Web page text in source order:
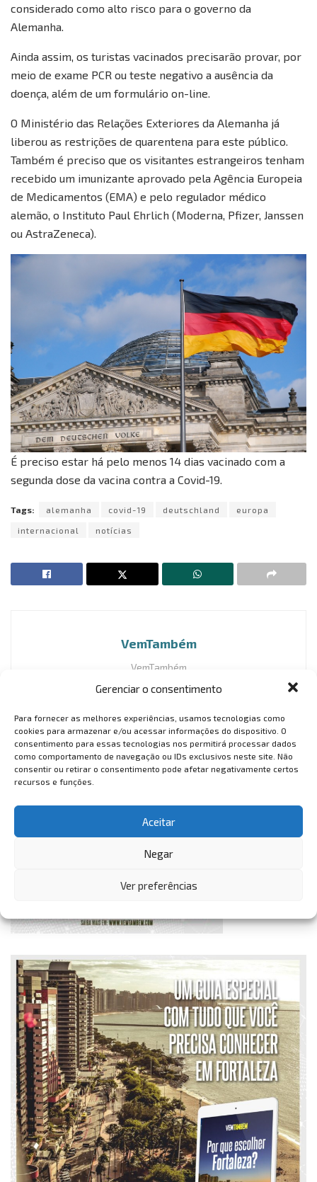
Gerenciar o consentimento
Para fornecer as melhores experiências, usamos tecnologias como
cookies para armazenar e/ou acessar informações do dispositivo. O
consentimento para essas tecnologias nos permitirá processar dados
como comportamento de navegação ou IDs exclusivos neste site. Não
consentir ou retirar o consentimento pode afetar negativamente certos
recursos e funções.
Aceitar
Negar
Ver preferências
considerado como alto risco para o governo da
Alemanha.
Ainda assim, os turistas vacinados precisarão provar, por
meio de exame PCR ou teste negativo a ausência da
doença, além de um formulário on-line.
O Ministério das Relações Exteriores da Alemanha já
liberou as restrições de quarentena para este público.
Também é preciso que os visitantes estrangeiros tenham
recebido um imunizante aprovado pela Agência Europeia
de Medicamentos (EMA) e pelo regulador médico
alemão, o Instituto Paul Ehrlich (Moderna, Pfizer, Janssen
ou AstraZeneca).
É preciso estar há pelo menos 14 dias vacinado com a
segunda dose da vacina contra a Covid-19.
Tags: alemanha covid-19 deutschland europa
internacional notícias
VemTambém
VemTambém